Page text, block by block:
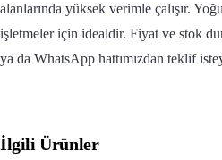
alanlarında yüksek verimle çalışır.
işletmeler için idealdir. Fiyat ve stok
ya da WhatsApp hattımızdan teklif
İlgili Ürünler